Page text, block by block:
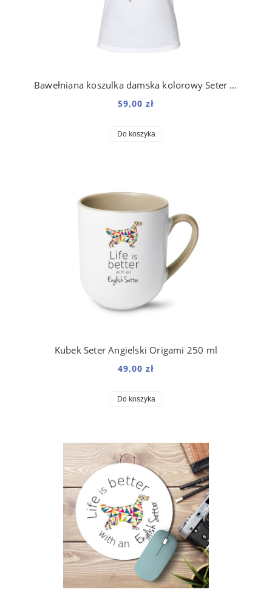
Bawełniana koszulka damska kolorowy Seter Angielski
59,00 zł
Do koszyka
Kubek Seter Angielski Origami 250 ml
49,00 zł
Do koszyka